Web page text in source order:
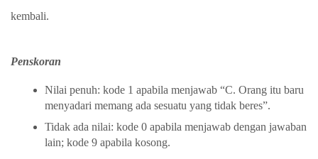
kembali.
Penskoran
Nilai penuh: kode 1 apabila menjawab “C. Orang itu baru
menyadari memang ada sesuatu yang tidak beres”.
Tidak ada nilai: kode 0 apabila menjawab dengan jawaban
lain; kode 9 apabila kosong.